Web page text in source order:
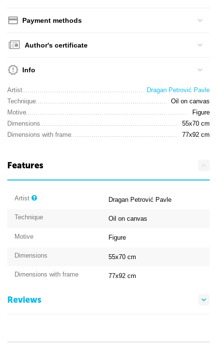
Payment methods
Author's certificate
Info
Artist
Dragan Petrović Pavle
Technique
Oil on canvas
Motive
Figure
Dimensions
55x70 cm
Dimensions with frame
77x92 cm
Features
Artist Dragan Petrović Pavle
Technique Oil on canvas
Motive Figure
Dimensions 55x70cm
Dimensions with frame 77x92cm
Reviews